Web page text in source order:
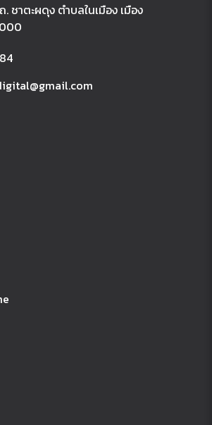
. ชาตะผดุง ตำบลในเมือง เมือง